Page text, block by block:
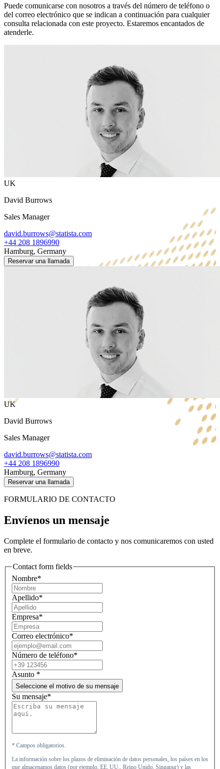
Puede comunicarse con nosotros a través del número de teléfono o
del correo electrónico que se indican a continuación para cualquier
consulta relacionada con este proyecto. Estaremos encantados de
atenderle.
UK
David Burrows
Sales Manager
david.burrows@statista.com
+44 208 1896990
Hamburg, Germany
Reservar una llamada
UK
David Burrows
Sales Manager
david.burrows@statista.com
+44 208 1896990
Hamburg, Germany
Reservar una llamada
FORMULARIO DE CONTACTO
Envíenos un mensaje
Complete el formulario de contacto y nos comunicaremos con usted
en breve.
Contact form fields
Nombre*
Apellido*
Empresa*
Correo electrónico*
Número de teléfono*
Asunto *
Seleccione el motivo de su mensaje
Su mensaje*
* Campos obligatorios.
La información sobre los plazos de eliminación de datos personales, los países en los
que almacenamos datos (por ejemplo, EE. UU., Reino Unido, Singapur) y las